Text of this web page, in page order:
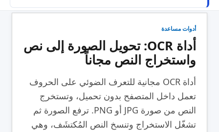
أدوات مساعدة
أداة OCR: تحويل الصورة إلى نص
واستخراج النص مجاناً
أداة OCR مجانية للتعرف الضوئي على الحروف
تعمل داخل المتصفح بدون تحميل، وتستخرج
النص من صورة JPG أو PNG. ترفع الصورة ثم
تشغّل الاستخراج وتنسخ النص المُكتشَف، وهي